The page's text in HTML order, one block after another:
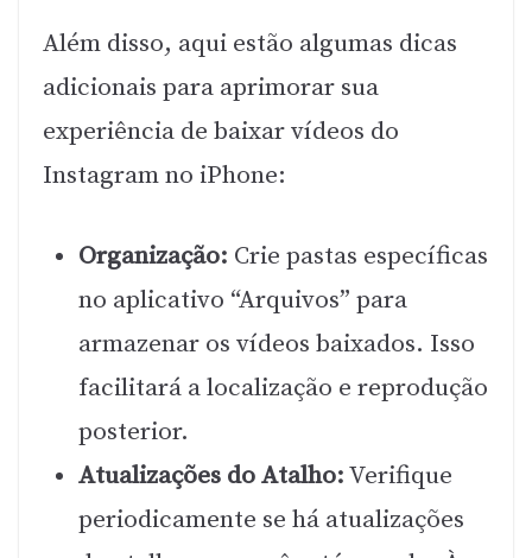
Além disso, aqui estão algumas dicas
adicionais para aprimorar sua
experiência de baixar vídeos do
Instagram no iPhone:
Organização: Crie pastas específicas
no aplicativo “Arquivos” para
armazenar os vídeos baixados. Isso
facilitará a localização e reprodução
posterior.
Atualizações do Atalho:Verifique
periodicamente se há atualizações